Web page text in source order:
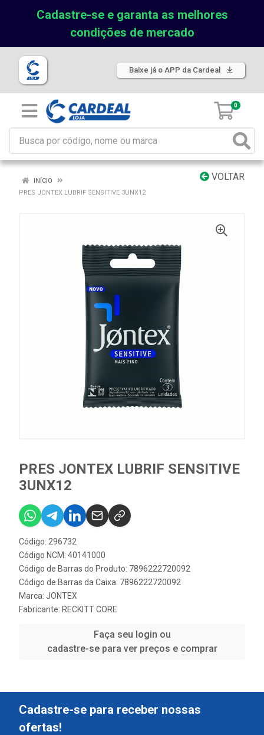
Cadastre-se e garanta as melhores
condições de mercado
Baixe já o APP da Cardeal
0
VOLTAR
INÍCIO
PRES JONTEX LUBRIF SENSITIVE 3UNX12
PRES JONTEX LUBRIF SENSITIVE
3UNX12
Código: 296732
Código NCM: 40141000
Código de Barras do Produto: 7896222720092
Código de Barras da Caixa: 7896222720092
Marca: JONTEX
Fabricante: RECKITT CORE
Faça seu login ou
cadastre-se para ver preços e comprar
Cadastre-se para receber nossas
ofertas!